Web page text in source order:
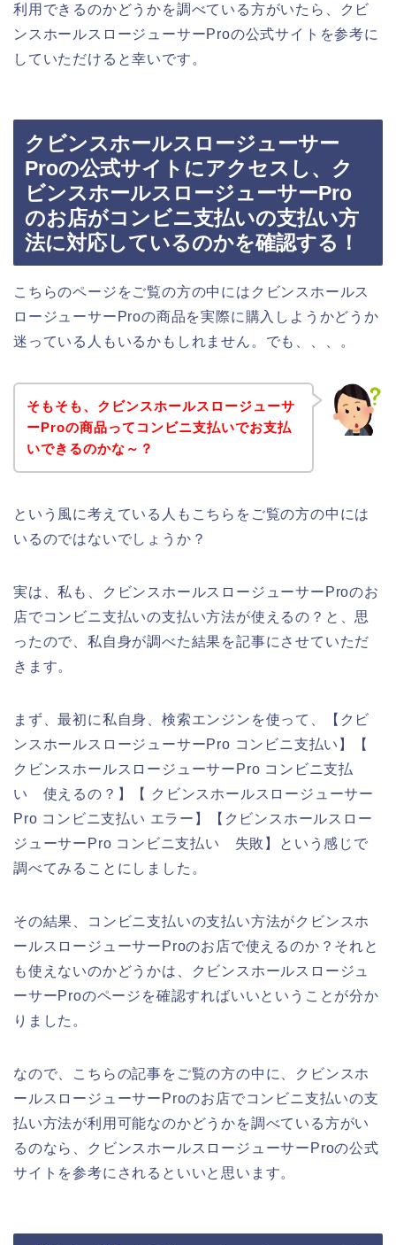
利用できるのかどうかを調べている方がいたら、クビ
ンスホールスロージューサーProの公式サイトを参考に
していただけると幸いです。
クビンスホールスロージューサー
Proの公式サイトにアクセスし、ク
ビンスホールスロージューサーPro
のお店がコンビニ支払いの支払い方
法に対応しているのかを確認する！
こちらのページをご覧の方の中にはクビンスホールス
ロージューサーProの商品を実際に購入しようかどうか
迷っている人もいるかもしれません。でも、、、。
そもそも、クビンスホールスロージューサ
ーProの商品ってコンビニ支払いでお支払
いできるのかな～？
という風に考えている人もこちらをご覧の方の中には
いるのではないでしょうか？
実は、私も、クビンスホールスロージューサーProのお
店でコンビニ支払いの支払い方法が使えるの？と、思
ったので、私自身が調べた結果を記事にさせていただ
きます。
まず、最初に私自身、検索エンジンを使って、【クビ
ンスホールスロージューサーPro コンビニ支払い】【
クビンスホールスロージューサーPro コンビニ支払
い 使えるの？】【 クビンスホールスロージューサー
Pro コンビニ支払い エラー】【クビンスホールスロー
ジューサーPro コンビニ支払い 失敗】という感じで
調べてみることにしました。
その結果、コンビニ支払いの支払い方法がクビンスホ
ールスロージューサーProのお店で使えるのか？それと
も使えないのかどうかは、クビンスホールスロージュ
ーサーProのページを確認すればいいということが分か
りました。
なので、こちらの記事をご覧の方の中に、クビンスホ
ールスロージューサーProのお店でコンビニ支払いの支
払い方法が利用可能なのかどうかを調べている方がい
るのなら、クビンスホールスロージューサーProの公式
サイトを参考にされるといいと思います。